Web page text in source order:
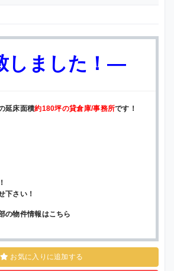
しました！—
延床面積約180坪の貸倉庫/事務所です！
下さい！
の物件情報はこちら
お気に入りに追加する